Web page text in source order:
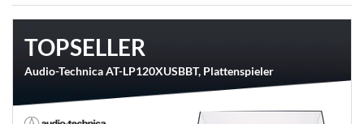
TOPSELLER
Audio-Technica AT-LP120XUSBBT, Plattenspieler